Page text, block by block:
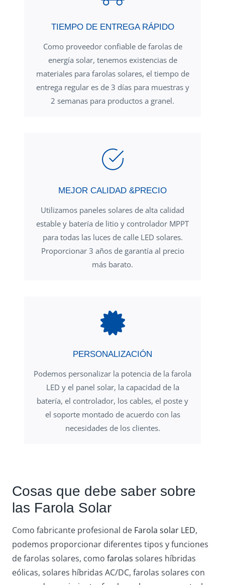
TIEMPO DE ENTREGA RÁPIDO
Como proveedor confiable de farolas de
energía solar, tenemos existencias de
materiales para farolas solares, el tiempo de
entrega regular es de 3 días para muestras y
2 semanas para productos a granel.
MEJOR CALIDAD &PRECIO
Utilizamos paneles solares de alta calidad
estable y batería de litio y controlador MPPT
para todas las luces de calle LED solares.
Proporcionar 3 años de garantía al precio
más barato.
PERSONALIZACIÓN
Podemos personalizar la potencia de la farola
LED y el panel solar, la capacidad de la
batería, el controlador, los cables, el poste y
el soporte montado de acuerdo con las
necesidades de los clientes.
Cosas que debe saber sobre
las Farola Solar
Como fabricante profesional de Farola solar LED,
podemos proporcionar diferentes tipos y funciones
de farolas solares, como farolas solares híbridas
eólicas, solares híbridas AC/DC, farolas solares con